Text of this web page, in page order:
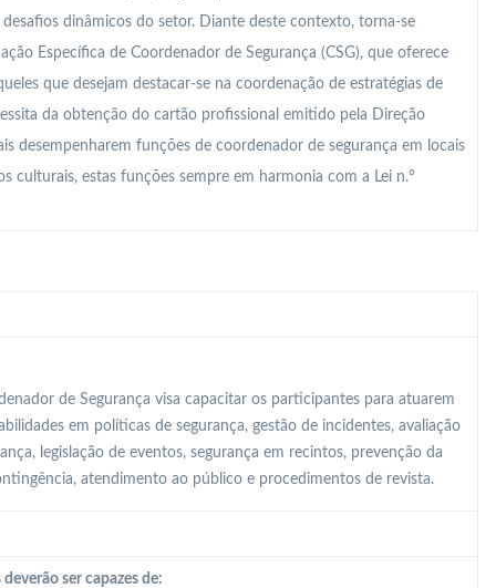
dinâmicos do setor. Diante deste contexto, torna-se
Específica de Coordenador de Segurança (CSG), que oferece
que desejam destacar-se na coordenação de estratégias de
da obtenção do cartão profissional emitido pela Direção
desempenharem funções de coordenador de segurança em locais
culturais, estas funções sempre em harmonia com a Lei n.º
de Segurança visa capacitar os participantes para atuarem
em políticas de segurança, gestão de incidentes, avaliação
legislação de eventos, segurança em recintos, prevenção da
atendimento ao público e procedimentos de revista.
ser capazes de: